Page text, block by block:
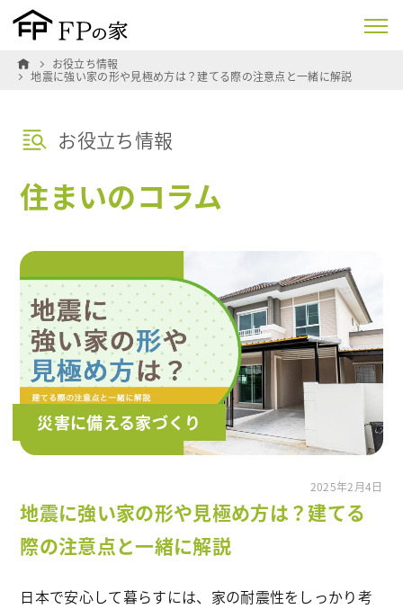
お役立ち情報
地震に強い家の形や見極め方は？建てる際の注意点と一緒に解説
お役立ち情報
住まいのコラム
災害に備える家づくり
2025年2月4日
地震に強い家の形や見極め方は？建てる
際の注意点と一緒に解説
日本で安心して暮らすには、家の耐震性をしっかり考